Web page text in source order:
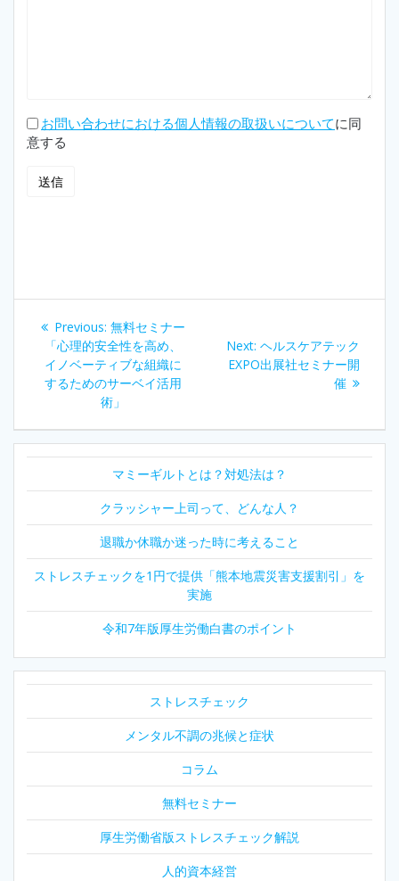
お問い合わせにおける個人情報の取扱いについてに同
意する
ビ
ゲ
ョ
ン
Previous: Previous
post:
無料セミナー
「心理的安全性を高め、
イノベーティブな組織に
するためのサーベイ活用
術」
Next: Next
post:
ヘルスケアテック
EXPO出展社セミナー開
催
マミーギルトとは？対処法は？
クラッシャー上司って、どんな人？
退職か休職か迷った時に考えること
ストレスチェックを1円で提供「熊本地震災害支援割引」を
実施
令和7年版厚生労働白書のポイント
ストレスチェック
メンタル不調の兆候と症状
コラム
無料セミナー
厚生労働省版ストレスチェック解説
人的資本経営